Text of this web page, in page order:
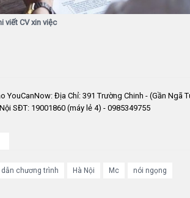
viết CV xin việc
YouCanNow: Địa Chỉ: 391 Trường Chinh - (Gần Ngã
SĐT: 19001860 (máy lẻ 4) - 0985349755
dẫn chương trình Hà Nội Mc nói ngọng